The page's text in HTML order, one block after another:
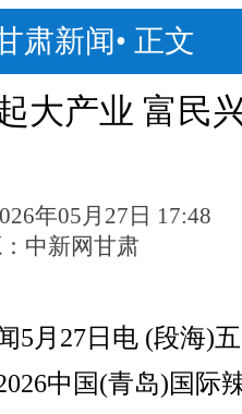
肃新闻• 正文
大产业 富民
年05月27日 17:48
中新网甘肃
月27日电 (段海)
中国(青岛)国际